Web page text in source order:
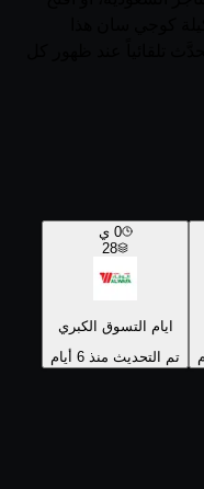
0 ي
28
ايام التسوق الكبري
تم التحديث منذ 6 أيام